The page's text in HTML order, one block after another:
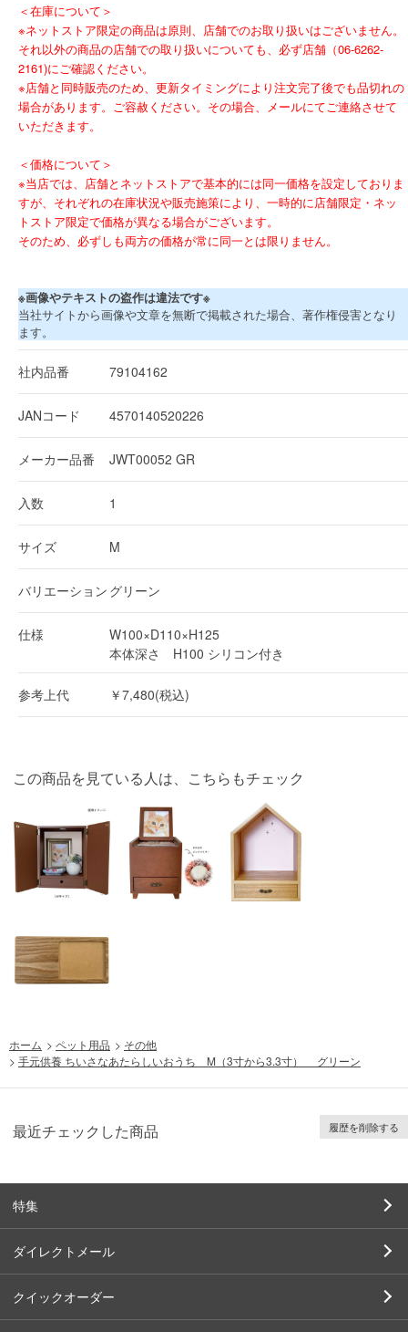
＜在庫について＞
※ネットストア限定の商品は原則、店舗でのお取り扱いはございません。
それ以外の商品の店舗での取り扱いについても、必ず店舗（06-6262-
2161)にご確認ください。
※店舗と同時販売のため、更新タイミングにより注文完了後でも品切れの
場合があります。ご容赦ください。その場合、メールにてご連絡させて
いただきます。
＜価格について＞
※当店では、店舗とネットストアで基本的には同一価格を設定しておりま
すが、それぞれの在庫状況や販売施策により、一時的に店舗限定・ネッ
トストア限定で価格が異なる場合がございます。
そのため、必ずしも両方の価格が常に同一とは限りません。
※画像やテキストの盗作は違法です※
当社サイトから画像や文章を無断で掲載された場合、著作権侵害となり
ます。
社内品番 79104162
JANコード 4570140520226
メーカー品番 JWT00052 GR
入数 1
サイズ M
バリエーション グリーン
仕様
W100×D110×H125
本体深さ H100 シリコン付き
参考上代 ￥7,480(税込)
この商品を見ている人は、こちらもチェック
ホーム > ペット用品 > その他
> 手元供養 ちいさなあたらしいおうち M（3寸から3.3寸） グリーン
最近チェックした商品 履歴を削除する
特集
ダイレクトメール
クイックオーダー